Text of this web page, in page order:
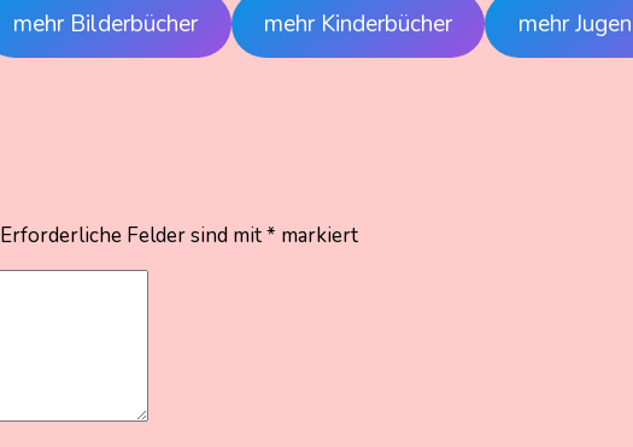
mehr Bilderbücher mehr Kinderbücher mehr
Erforderliche Felder sind mit* markiert